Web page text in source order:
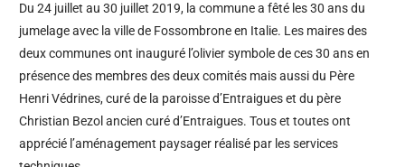
Du 24 juillet au 30 juillet 2019, la commune a fêté les 30 ans du
jumelage avec la ville de Fossombrone en Italie. Les maires des
deux communes ont inauguré l’olivier symbole de ces 30 ans en
présence des membres des deux comités mais aussi du Père
Henri Védrines, curé de la paroisse d’Entraigues et du père
Christian Bezol ancien curé d’Entraigues. Tous et toutes ont
apprécié l’aménagement paysager réalisé par les services